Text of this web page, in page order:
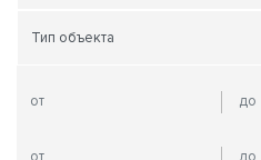
Тип объекта